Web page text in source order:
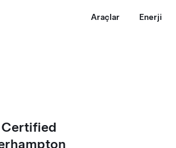
Araçlar Enerji
Certified